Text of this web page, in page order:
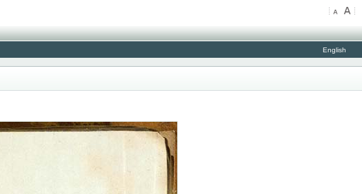
English